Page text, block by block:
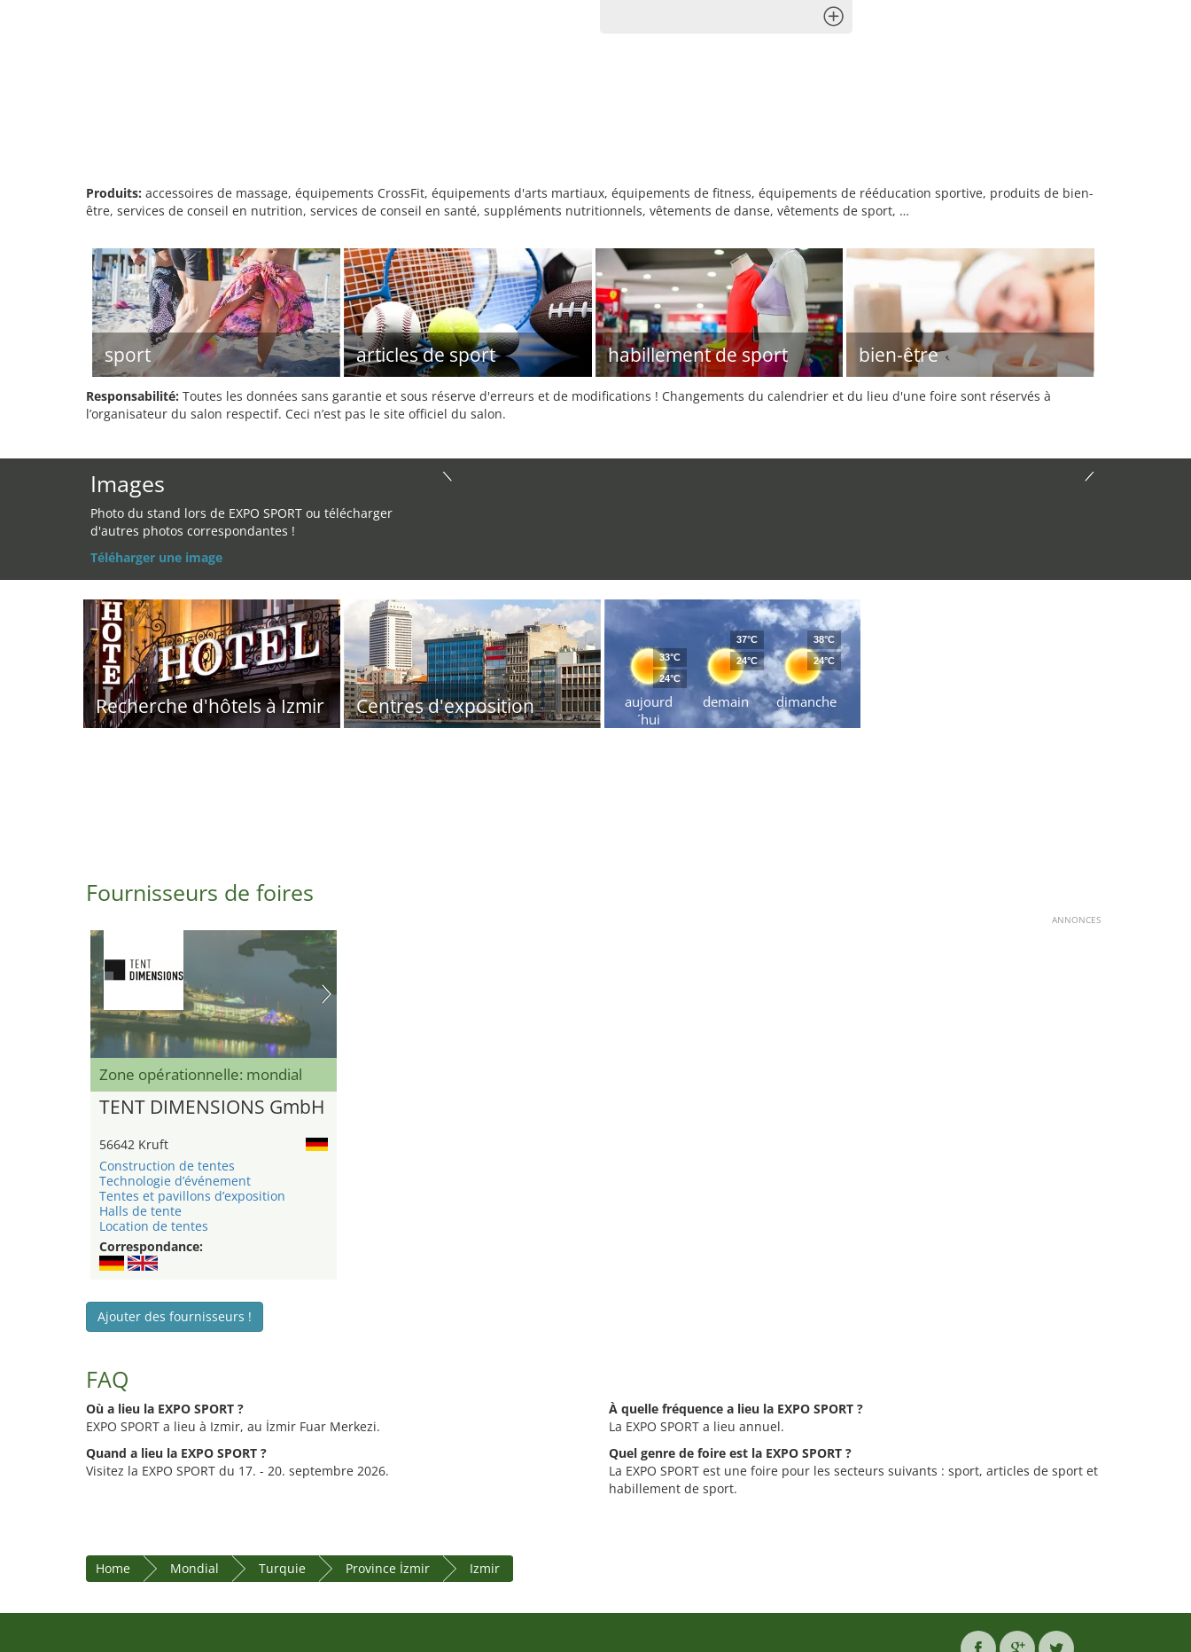
Produits: accessoires de massage, équipements CrossFit, équipements d'arts martiaux, équipements de fitness, équipements de rééducation sportive, produits de bien-
être, services de conseil en nutrition, services de conseil en santé, suppléments nutritionnels, vêtements de danse, vêtements de sport, …
sport articles de sport habillement de sport bien-être
Responsabilité: Toutes les données sans garantie et sous réserve d'erreurs et de modifications ! Changements du calendrier et du lieu d'une foire sont réservés à
l’organisateur du salon respectif. Ceci n’est pas le site officiel du salon.
Images
Photo du stand lors de EXPO SPORT ou télécharger
d'autres photos correspondantes !
Téléharger une image
Recherche d'hôtels à Izmir Centres d'exposition
aujourd
´hui
33°C
24°C
demain
37°C
24°C
dimanche
38°C
24°C
Fournisseurs de foires
ANNONCES
Zone opérationnelle: mondial
TENT DIMENSIONS GmbH
56642 Kruft
Construction de tentes
Technologie d’événement
Tentes et pavillons d’exposition
Halls de tente
Location de tentes
Correspondance:
Ajouter des fournisseurs !
FAQ
Où a lieu la EXPO SPORT ?
EXPO SPORT a lieu à Izmir, au İzmir Fuar Merkezi.
Quand a lieu la EXPO SPORT ?
Visitez la EXPO SPORT du 17. - 20. septembre 2026.
À quelle fréquence a lieu la EXPO SPORT ?
La EXPO SPORT a lieu annuel.
Quel genre de foire est la EXPO SPORT ?
La EXPO SPORT est une foire pour les secteurs suivants : sport, articles de sport et
habillement de sport.
Home Mondial Turquie Province İzmir Izmir